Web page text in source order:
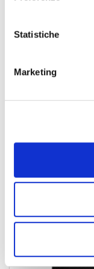
Statistiche
Marketing
pianoforte digitale